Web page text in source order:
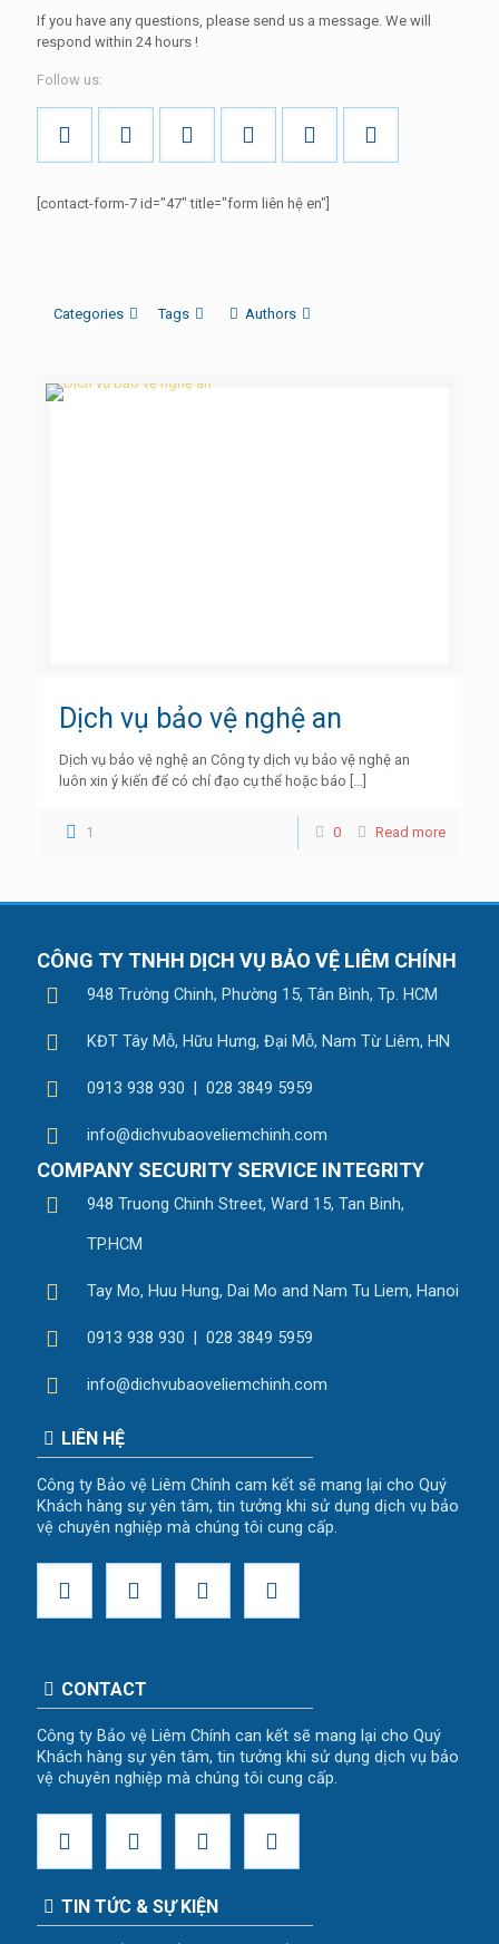
If you have any questions, please send us a message. We will
respond within 24 hours !
Follow us:
[contact-form-7 id="47" title="form liên hệ en"]
Categories Tags Authors
Dịch vụ bảo vệ nghệ an
Dịch vụ bảo vệ nghệ an Công ty dịch vụ bảo vệ nghệ an
luôn xin ý kiến để có chỉ đạo cụ thể hoặc báo […]
1 0 Read more
CÔNG TY TNHH DỊCH VỤ BẢO VỆ LIÊM CHÍNH
948 Trường Chinh, Phường 15, Tân Bình, Tp. HCM
KĐT Tây Mỗ, Hữu Hưng, Đại Mỗ, Nam Từ Liêm, HN
0913 938 930 | 028 3849 5959
info@dichvubaoveliemchinh.com
COMPANY SECURITY SERVICE INTEGRITY
948 Truong Chinh Street, Ward 15, Tan Binh,
TP.HCM
Tay Mo, Huu Hung, Dai Mo and Nam Tu Liem, Hanoi
0913 938 930 | 028 3849 5959
info@dichvubaoveliemchinh.com
LIÊN HỆ
Công ty Bảo vệ Liêm Chính cam kết sẽ mang lại cho Quý
Khách hàng sự yên tâm, tin tưởng khi sử dụng dịch vụ bảo
vệ chuyên nghiệp mà chúng tôi cung cấp.
CONTACT
Công ty Bảo vệ Liêm Chính can kết sẽ mang lại cho Quý
Khách hàng sự yên tâm, tin tưởng khi sử dụng dịch vụ bảo
vệ chuyên nghiệp mà chúng tôi cung cấp.
TIN TỨC & SỰ KIỆN